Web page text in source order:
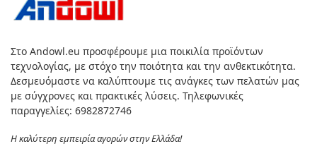
Στο Andowl.eu προσφέρουμε μια ποικιλία προϊόντων
τεχνολογίας, με στόχο την ποιότητα και την ανθεκτικότητα.
Δεσμευόμαστε να καλύπτουμε τις ανάγκες των πελατών μας
με σύγχρονες και πρακτικές λύσεις. Τηλεφωνικές
παραγγελίες: 6982872746
Η καλύτερη εμπειρία αγορών στην Ελλάδα!